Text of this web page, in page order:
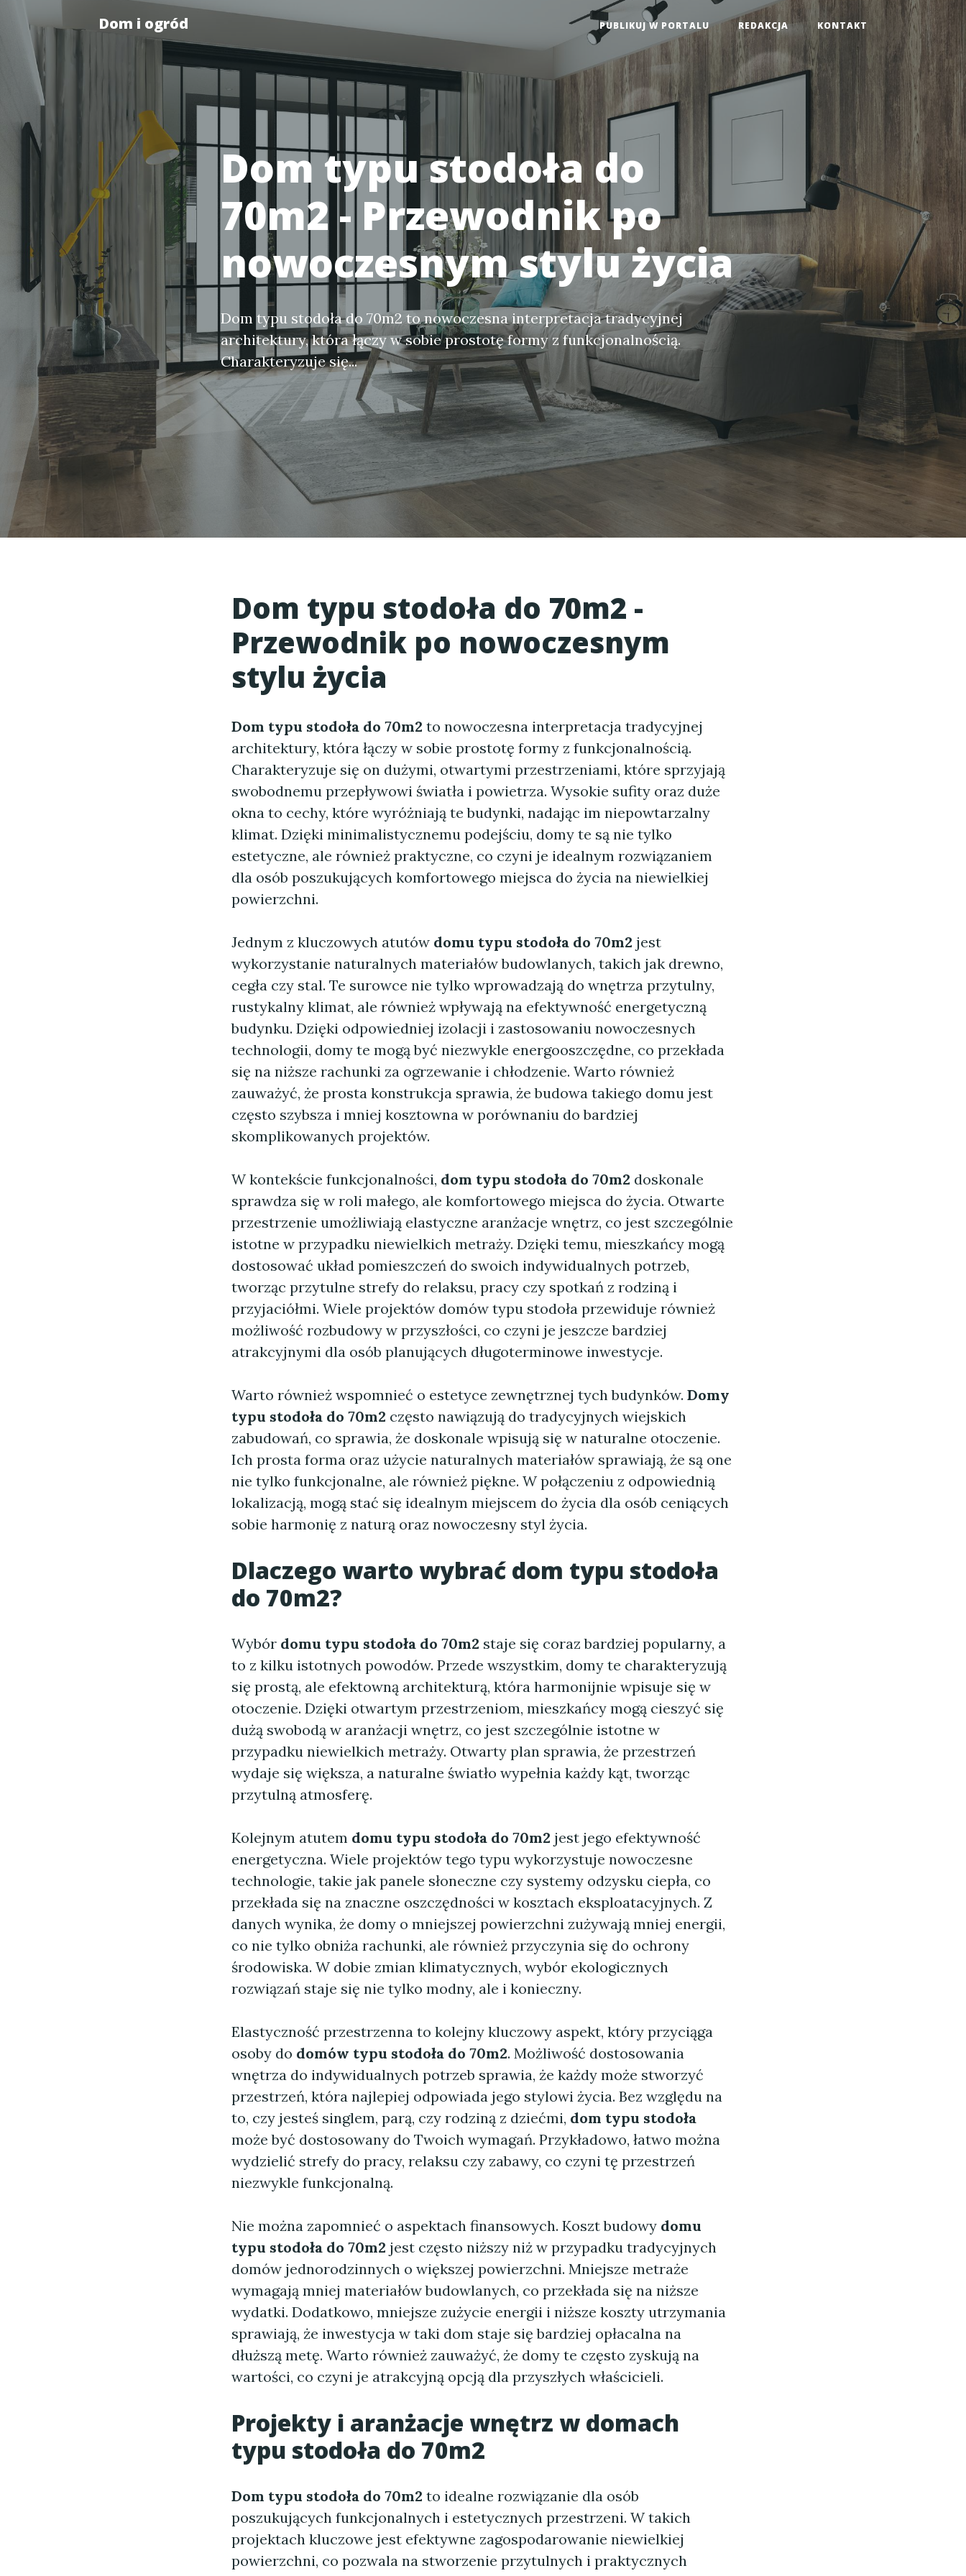
Dom i ogród PUBLIKUJ W PORTALU REDAKCJA KONTAKT
Dom typu stodoła do
70m2 - Przewodnik po
nowoczesnym stylu życia
Dom typu stodoła do 70m2 to nowoczesna interpretacja tradycyjnej
architektury, która łączy w sobie prostotę formy z funkcjonalnością.
Charakteryzuje się...
Dom typu stodoła do 70m2 -
Przewodnik po nowoczesnym
stylu życia
Dom typu stodoła do 70m2 to nowoczesna interpretacja tradycyjnej
architektury, która łączy w sobie prostotę formy z funkcjonalnością.
Charakteryzuje się on dużymi, otwartymi przestrzeniami, które sprzyjają
swobodnemu przepływowi światła i powietrza. Wysokie sufity oraz duże
okna to cechy, które wyróżniają te budynki, nadając im niepowtarzalny
klimat. Dzięki minimalistycznemu podejściu, domy te są nie tylko
estetyczne, ale również praktyczne, co czyni je idealnym rozwiązaniem
dla osób poszukujących komfortowego miejsca do życia na niewielkiej
powierzchni.
Jednym z kluczowych atutów domu typu stodoła do 70m2 jest
wykorzystanie naturalnych materiałów budowlanych, takich jak drewno,
cegła czy stal. Te surowce nie tylko wprowadzają do wnętrza przytulny,
rustykalny klimat, ale również wpływają na efektywność energetyczną
budynku. Dzięki odpowiedniej izolacji i zastosowaniu nowoczesnych
technologii, domy te mogą być niezwykle energooszczędne, co przekłada
się na niższe rachunki za ogrzewanie i chłodzenie. Warto również
zauważyć, że prosta konstrukcja sprawia, że budowa takiego domu jest
często szybsza i mniej kosztowna w porównaniu do bardziej
skomplikowanych projektów.
W kontekście funkcjonalności, dom typu stodoła do 70m2 doskonale
sprawdza się w roli małego, ale komfortowego miejsca do życia. Otwarte
przestrzenie umożliwiają elastyczne aranżacje wnętrz, co jest szczególnie
istotne w przypadku niewielkich metraży. Dzięki temu, mieszkańcy mogą
dostosować układ pomieszczeń do swoich indywidualnych potrzeb,
tworząc przytulne strefy do relaksu, pracy czy spotkań z rodziną i
przyjaciółmi. Wiele projektów domów typu stodoła przewiduje również
możliwość rozbudowy w przyszłości, co czyni je jeszcze bardziej
atrakcyjnymi dla osób planujących długoterminowe inwestycje.
Warto również wspomnieć o estetyce zewnętrznej tych budynków. Domy
typu stodoła do 70m2 często nawiązują do tradycyjnych wiejskich
zabudowań, co sprawia, że doskonale wpisują się w naturalne otoczenie.
Ich prosta forma oraz użycie naturalnych materiałów sprawiają, że są one
nie tylko funkcjonalne, ale również piękne. W połączeniu z odpowiednią
lokalizacją, mogą stać się idealnym miejscem do życia dla osób ceniących
sobie harmonię z naturą oraz nowoczesny styl życia.
Dlaczego warto wybrać dom typu stodoła
do 70m2?
Wybór domu typu stodoła do 70m2 staje się coraz bardziej popularny, a
to z kilku istotnych powodów. Przede wszystkim, domy te charakteryzują
się prostą, ale efektowną architekturą, która harmonijnie wpisuje się w
otoczenie. Dzięki otwartym przestrzeniom, mieszkańcy mogą cieszyć się
dużą swobodą w aranżacji wnętrz, co jest szczególnie istotne w
przypadku niewielkich metraży. Otwarty plan sprawia, że przestrzeń
wydaje się większa, a naturalne światło wypełnia każdy kąt, tworząc
przytulną atmosferę.
Kolejnym atutem domu typu stodoła do 70m2 jest jego efektywność
energetyczna. Wiele projektów tego typu wykorzystuje nowoczesne
technologie, takie jak panele słoneczne czy systemy odzysku ciepła, co
przekłada się na znaczne oszczędności w kosztach eksploatacyjnych. Z
danych wynika, że domy o mniejszej powierzchni zużywają mniej energii,
co nie tylko obniża rachunki, ale również przyczynia się do ochrony
środowiska. W dobie zmian klimatycznych, wybór ekologicznych
rozwiązań staje się nie tylko modny, ale i konieczny.
Elastyczność przestrzenna to kolejny kluczowy aspekt, który przyciąga
osoby do domów typu stodoła do 70m2. Możliwość dostosowania
wnętrza do indywidualnych potrzeb sprawia, że każdy może stworzyć
przestrzeń, która najlepiej odpowiada jego stylowi życia. Bez względu na
to, czy jesteś singlem, parą, czy rodziną z dziećmi, dom typu stodoła
może być dostosowany do Twoich wymagań. Przykładowo, łatwo można
wydzielić strefy do pracy, relaksu czy zabawy, co czyni tę przestrzeń
niezwykle funkcjonalną.
Nie można zapomnieć o aspektach finansowych. Koszt budowy domu
typu stodoła do 70m2 jest często niższy niż w przypadku tradycyjnych
domów jednorodzinnych o większej powierzchni. Mniejsze metraże
wymagają mniej materiałów budowlanych, co przekłada się na niższe
wydatki. Dodatkowo, mniejsze zużycie energii i niższe koszty utrzymania
sprawiają, że inwestycja w taki dom staje się bardziej opłacalna na
dłuższą metę. Warto również zauważyć, że domy te często zyskują na
wartości, co czyni je atrakcyjną opcją dla przyszłych właścicieli.
Projekty i aranżacje wnętrz w domach
typu stodoła do 70m2
Dom typu stodoła do 70m2 to idealne rozwiązanie dla osób
poszukujących funkcjonalnych i estetycznych przestrzeni. W takich
projektach kluczowe jest efektywne zagospodarowanie niewielkiej
powierzchni, co pozwala na stworzenie przytulnych i praktycznych